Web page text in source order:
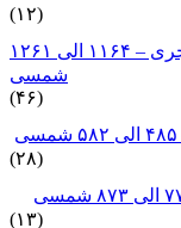
(۱۲)
قرن سیزده هجری – ۱۱۶۴ الی ۱۲۶۱
شمسی
(۴۶)
(۲۸)
(۱۳)